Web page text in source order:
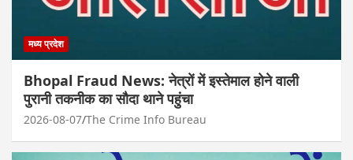
मध्य प्रदेश
Bhopal Fraud News: नेत्रों में इस्तेमाल होने वाली
पुरानी तकनीक का सौदा थाने पहुंचा
2026-08-07 The Crime Info Bureau